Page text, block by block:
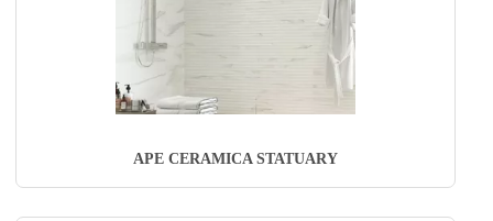
APE CERAMICA STATUARY